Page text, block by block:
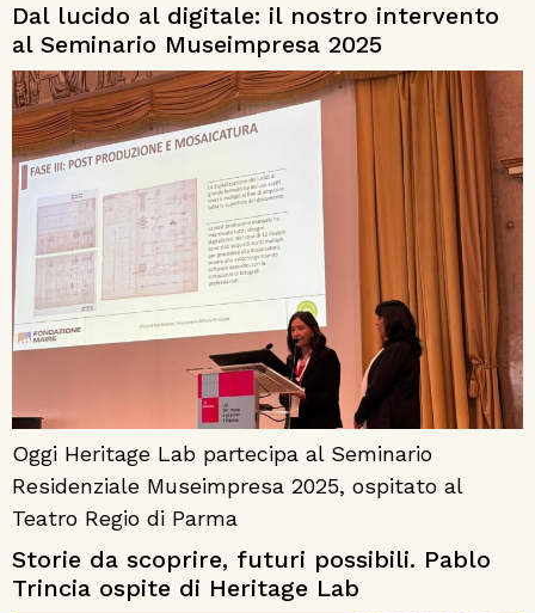
Dal lucido al digitale: il nostro intervento
al Seminario Museimpresa 2025
Oggi Heritage Lab partecipa al Seminario
Residenziale Museimpresa 2025, ospitato al
Teatro Regio di Parma
Storie da scoprire, futuri possibili. Pablo
Trincia ospite di Heritage Lab